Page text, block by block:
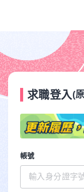
求職登入 (
帳號